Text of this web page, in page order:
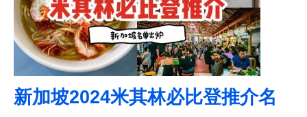
新加坡2024米其林必比登推介名